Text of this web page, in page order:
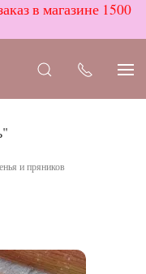
в магазине 1500
и пряников